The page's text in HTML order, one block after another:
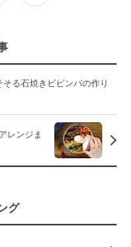
る石焼きビビンバの作り
レンジま
グ